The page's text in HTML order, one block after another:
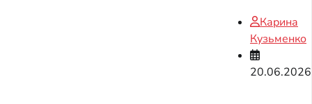
Карина
Кузьменко
20.06.2026